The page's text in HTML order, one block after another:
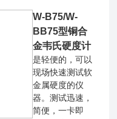
W-B75/W-
BB75型铜合
金韦氏硬度计
是轻便的，可以
现场快速测试软
金属硬度的仪
器。测试迅速，
简便，一卡即